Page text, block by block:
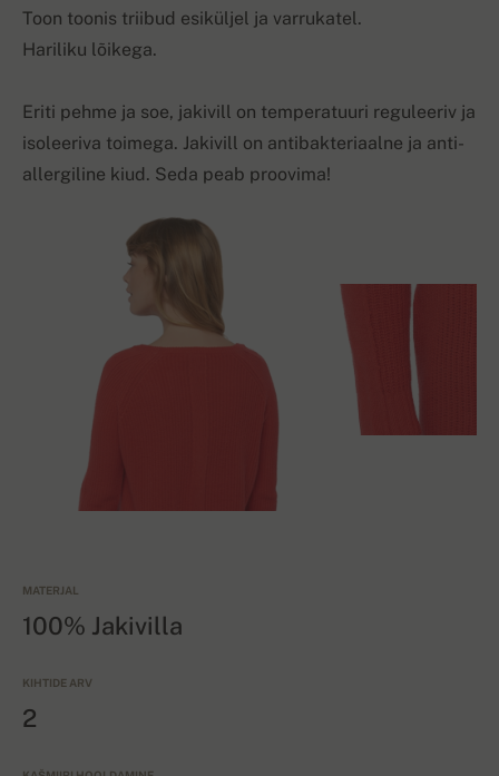
Toon toonis triibud esiküljel ja varrukatel.
Hariliku lõikega.
Eriti pehme ja soe, jakivill on temperatuuri reguleeriv ja
isoleeriva toimega. Jakivill on antibakteriaalne ja anti-
allergiline kiud. Seda peab proovima!
MATERJAL
100% Jakivilla
KIHTIDE ARV
2